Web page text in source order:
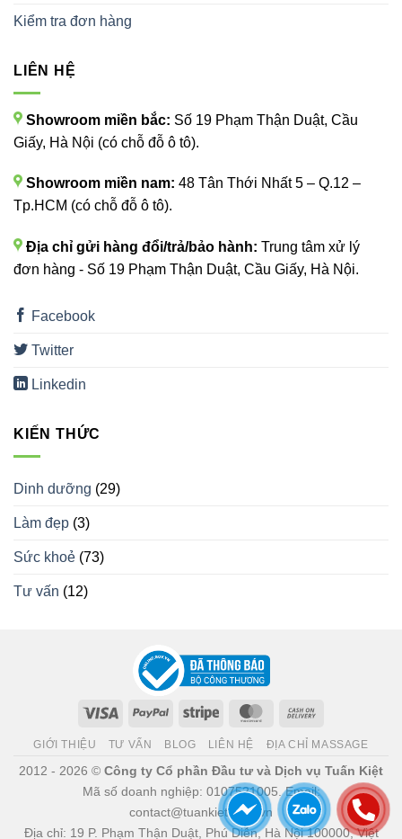
Kiểm tra đơn hàng
LIÊN HỆ
Showroom miền bắc: Số 19 Phạm Thận Duật, Cầu
Giấy, Hà Nội (có chỗ đỗ ô tô).
Showroom miền nam: 48 Tân Thới Nhất 5 – Q.12 –
Tp.HCM (có chỗ đỗ ô tô).
Địa chỉ gửi hàng đổi/trả/bảo hành: Trung tâm xử lý
đơn hàng - Số 19 Phạm Thận Duật, Cầu Giấy, Hà Nội.
Facebook
Twitter
Linkedin
KIẾN THỨC
Dinh dưỡng (29)
Làm đẹp (3)
Sức khoẻ (73)
Tư vấn (12)
Visa PayPal Stripe MasterCard
Delivery
GIỚI THIỆU TƯ VẤN BLOG LIÊN HỆ ĐỊA CHỈ MASSAGE
2012 - 2026 © Công ty Cổ phần Đầu tư và Dịch vụ Tuấn Kiệt
Mã số doanh nghiệp: 0107521005. Email:
contact@tuankiet.com.vn
Địa chỉ: 19 P. Phạm Thận Duật, Phú Diễn, Hà Nội 100000, Việt